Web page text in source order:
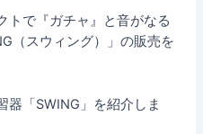
トで『ガチャ』と音がなる
（スウィング）」の販売を
器「SWING」を紹介しま